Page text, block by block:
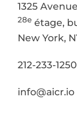
1325
28e étage,
New York,
212-233-1250
info@aicr.io